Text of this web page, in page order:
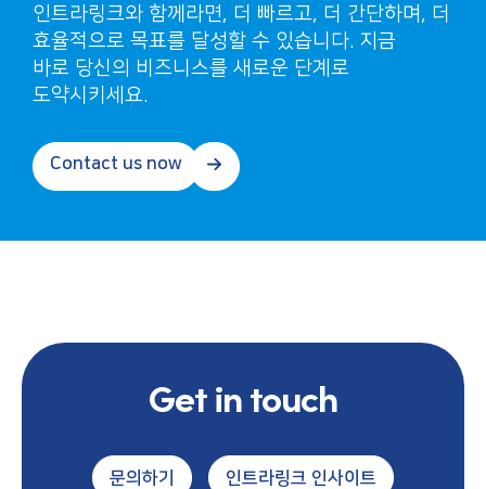
인트라링크와 함께라면, 더 빠르고, 더 간단하며, 더
효율적으로 목표를 달성할 수 있습니다. 지금
바로 당신의 비즈니스를 새로운 단계로
도약시키세요.
Contact us now
Get in touch
문의하기 인트라링크 인사이트